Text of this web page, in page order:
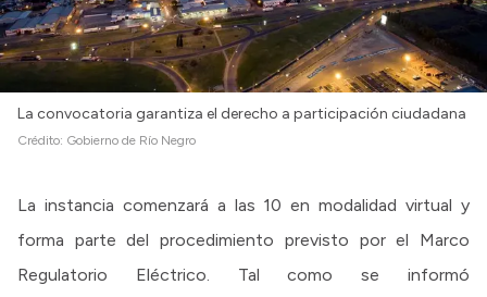
La convocatoria garantiza el derecho a participación ciudadana
Crédito: Gobierno de Río Negro
La instancia comenzará a las 10 en modalidad virtual y
forma parte del procedimiento previsto por el Marco
Regulatorio Eléctrico. Tal como se informó